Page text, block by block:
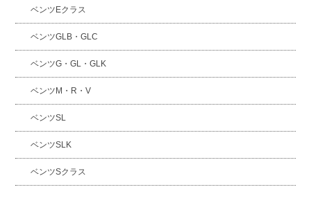
ベンツEクラス
ベンツGLB・GLC
ベンツG・GL・GLK
ベンツM・R・V
ベンツSL
ベンツSLK
ベンツSクラス